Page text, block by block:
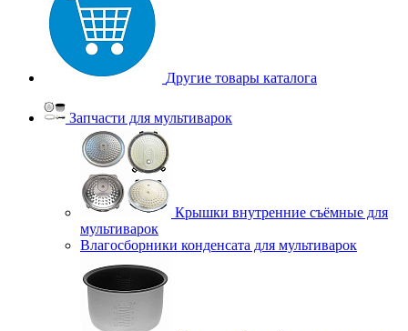
Другие товары каталога
Запчасти для мультиварок
Крышки внутренние съёмные для
мультиварок
Влагосборники конденсата для мультиварок